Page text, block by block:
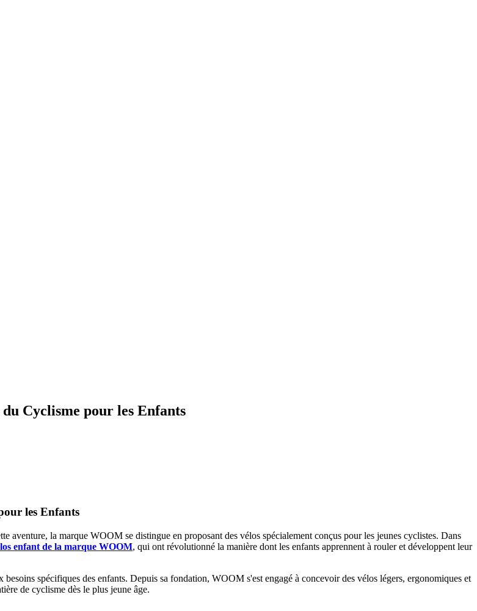
Cyclisme pour les Enfants
les Enfants
aventure, la marque WOOM se distingue en proposant des vélos spécialement conçus pour les jeunes cyclistes. Dans
enfant de la marque WOOM, qui ont révolutionné la manière dont les enfants apprennent à rouler et développent leur
spécifiques des enfants. Depuis sa fondation, WOOM s'est engagé à concevoir des vélos légers, ergonomiques et
de cyclisme dès le plus jeune âge.